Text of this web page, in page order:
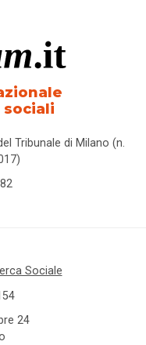
Tribunale di Milano (n.
Sociale
24